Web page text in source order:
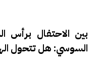
بين الاحتفال برأس
السوسي: هل تتحول